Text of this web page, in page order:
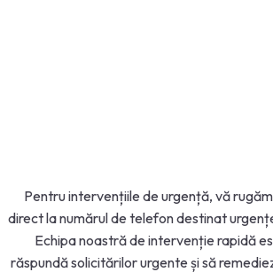
Pentru intervențiile de urgență, vă
direct la numărul de telefon destinat
Echipa noastră de intervenție rapidă
răspundă solicitărilor urgente și să